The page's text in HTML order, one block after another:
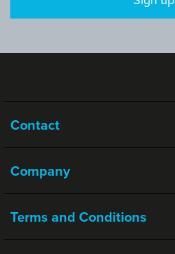
Contact
Company
Terms and Conditions